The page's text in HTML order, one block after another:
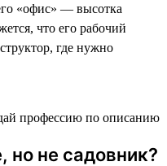
«офис» — высотка
что его рабочий
где нужно
но не садовник?